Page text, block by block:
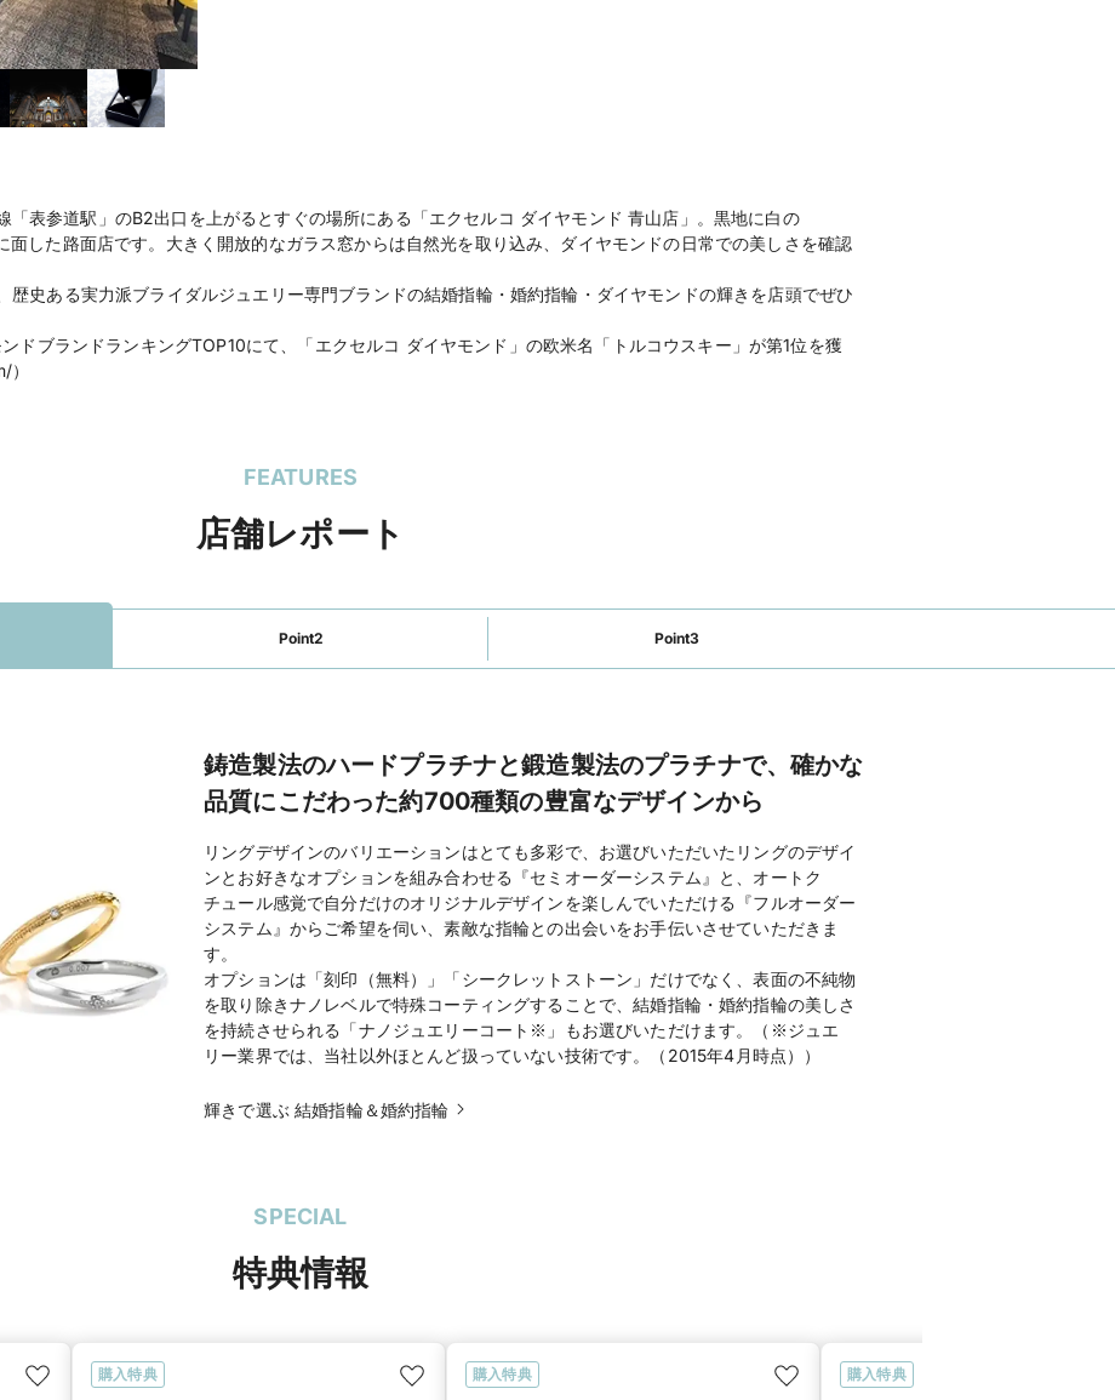
■マイナビ特典｜ご成約で「ジュエリークリーナーキット」
プレゼント■
ページを見る
「表参道駅」のB2出口を上がるとすぐの場所にある「エクセルコ ダイヤモンド 青山店」。黒地に白の
面した路面店です。大きく開放的なガラス窓からは自然光を取り込み、ダイヤモンドの日常での美しさを確認
史ある実力派ブライダルジュエリー専門ブランドの結婚指輪・婚約指輪・ダイヤモンドの輝きを店頭でぜひ
ドブランドランキングTOP10にて、「エクセルコ ダイヤモンド」の欧米名「トルコウスキー」が第1位を獲
FEATURES
店舗レポート
Point2 Point3
鋳造製法のハードプラチナと鍛造製法のプラチナで、確かな
品質にこだわった約700種類の豊富なデザインから
リングデザインのバリエーションはとても多彩で、お選びいただいたリングのデザイ
ンとお好きなオプションを組み合わせる『セミオーダーシステム』と、オートク
チュール感覚で自分だけのオリジナルデザインを楽しんでいただける『フルオーダー
システム』からご希望を伺い、素敵な指輪との出会いをお手伝いさせていただきま
す。
オプションは「刻印（無料）」「シークレットストーン」だけでなく、表面の不純物
を取り除きナノレベルで特殊コーティングすることで、結婚指輪・婚約指輪の美しさ
を持続させられる「ナノジュエリーコート※」もお選びいただけます。（※ジュエ
リー業界では、当社以外ほとんど扱っていない技術です。（2015年4月時点））
輝きで選ぶ 結婚指輪＆婚約指輪
SPECIAL
特典情報
購入特典 購入特典 購入特典